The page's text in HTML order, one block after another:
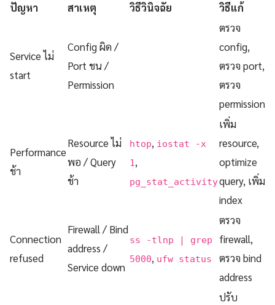
ปัญหา สาเหตุ วิธีวินิจฉัย วิธีแก้
Service ไม่
start
Config ผิด /
Port ชน /
Permission
ตรวจ
config,
ตรวจ port,
ตรวจ
permission
Performance
ช้า
Resource ไม่
พอ / Query
ช้า
htop, iostat -x
1 ,
pg_stat_activity
เพิ่ม
resource,
optimize
query, เพิ่ม
index
Connection
refused
Firewall / Bind
address /
Service down
ss -tlnp | grep
5000, ufw status
ตรวจ
firewall,
ตรวจ bind
address
ปรับ